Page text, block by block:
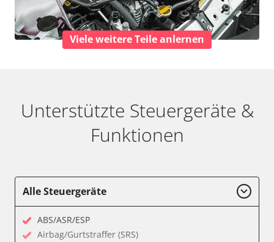
Viele weitere Teile anlernen
Unterstützte Steuergeräte &
Funktionen
Alle Steuergeräte
ABS/ASR/ESP
Airbag/Gurtstraffer (SRS)